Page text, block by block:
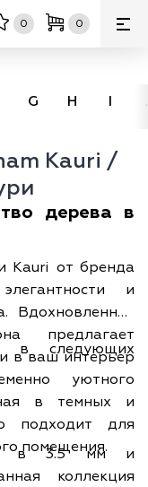
0 0
G H I
Kauri /
дерева в
Kauri от бренда
и
Вдохновленная
предлагает
в ваш интерьер
уютного
в темных и
подходит для
помещения.
в следующих
в 3.5 мм и
коллекция